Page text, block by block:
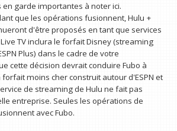
en garde importantes à noter ici.
que les opérations fusionnent, Hulu +
d'être proposés en tant que services
TV inclura le forfait Disney (streaming
Plus) dans le cadre de votre
cette décision devrait conduire Fubo à
moins cher construit autour d'ESPN et
de streaming de Hulu ne fait pas
entreprise. Seules les opérations de
avec Fubo.